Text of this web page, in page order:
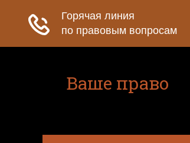
Ваше право